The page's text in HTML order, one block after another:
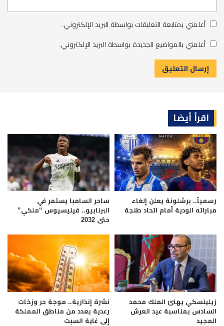
أعلمني بمتابعة التعليقات بواسطة البريد الإلكتروني.
أعلمني بالمواضيع الجديدة بواسطة البريد الإلكتروني.
اقرأ أيضا
رسمياً.. برشلونة يعلن إلغاء
مباراته الودية أمام اتحاد طنجة
ساحر السامبا يستمر في
البرنابيو.. فينيسيوس “ملكي”
حتى 2032
زيلينسكي يهنئ الملك محمد
السادس بمناسبة عيد العرش
المجيد
نشرة إنذارية.. موجة حر وزخات
رعدية بعدد من مناطق المملكة
إلى غاية السبت